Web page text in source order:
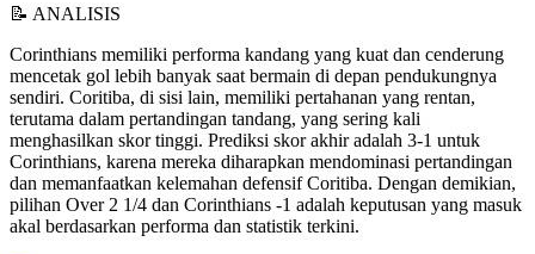
📝 ANALISIS
Corinthians memiliki performa kandang yang kuat dan cenderung
mencetak gol lebih banyak saat bermain di depan pendukungnya
sendiri. Coritiba, di sisi lain, memiliki pertahanan yang rentan,
terutama dalam pertandingan tandang, yang sering kali
menghasilkan skor tinggi. Prediksi skor akhir adalah 3-1 untuk
Corinthians, karena mereka diharapkan mendominasi pertandingan
dan memanfaatkan kelemahan defensif Coritiba. Dengan demikian,
pilihan Over 2 1/4 dan Corinthians -1 adalah keputusan yang masuk
akal berdasarkan performa dan statistik terkini.